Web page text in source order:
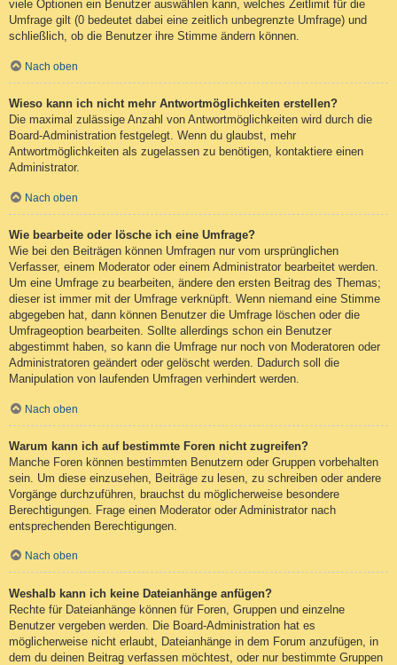
viele Optionen ein Benutzer auswählen kann, welches Zeitlimit für die
Umfrage gilt (0 bedeutet dabei eine zeitlich unbegrenzte Umfrage) und
schließlich, ob die Benutzer ihre Stimme ändern können.
Nach oben
Wieso kann ich nicht mehr Antwortmöglichkeiten erstellen?
Die maximal zulässige Anzahl von Antwortmöglichkeiten wird durch die
Board-Administration festgelegt. Wenn du glaubst, mehr
Antwortmöglichkeiten als zugelassen zu benötigen, kontaktiere einen
Administrator.
Nach oben
Wie bearbeite oder lösche ich eine Umfrage?
Wie bei den Beiträgen können Umfragen nur vom ursprünglichen
Verfasser, einem Moderator oder einem Administrator bearbeitet werden.
Um eine Umfrage zu bearbeiten, ändere den ersten Beitrag des Themas;
dieser ist immer mit der Umfrage verknüpft. Wenn niemand eine Stimme
abgegeben hat, dann können Benutzer die Umfrage löschen oder die
Umfrageoption bearbeiten. Sollte allerdings schon ein Benutzer
abgestimmt haben, so kann die Umfrage nur noch von Moderatoren oder
Administratoren geändert oder gelöscht werden. Dadurch soll die
Manipulation von laufenden Umfragen verhindert werden.
Nach oben
Warum kann ich auf bestimmte Foren nicht zugreifen?
Manche Foren können bestimmten Benutzern oder Gruppen vorbehalten
sein. Um diese einzusehen, Beiträge zu lesen, zu schreiben oder andere
Vorgänge durchzuführen, brauchst du möglicherweise besondere
Berechtigungen. Frage einen Moderator oder Administrator nach
entsprechenden Berechtigungen.
Nach oben
Weshalb kann ich keine Dateianhänge anfügen?
Rechte für Dateianhänge können für Foren, Gruppen und einzelne
Benutzer vergeben werden. Die Board-Administration hat es
möglicherweise nicht erlaubt, Dateianhänge in dem Forum anzufügen, in
dem du deinen Beitrag verfassen möchtest, oder nur bestimmte Gruppen